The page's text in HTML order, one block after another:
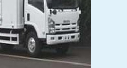
服务介绍
案例展示
车辆展示